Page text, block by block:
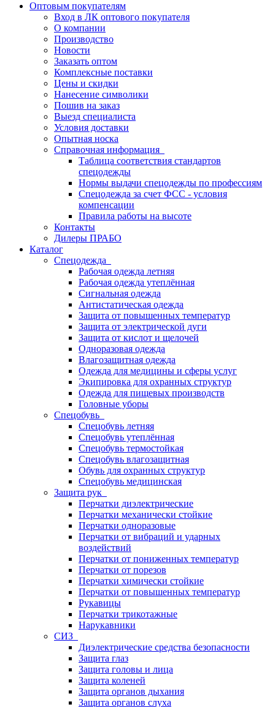
Оптовым покупателям
Вход в ЛК оптового покупателя
О компании
Производство
Новости
Заказать оптом
Комплексные поставки
Цены и скидки
Нанесение символики
Пошив на заказ
Выезд специалиста
Условия доставки
Опытная носка
Справочная информация
Таблица соответствия стандартов
спецодежды
Нормы выдачи спецодежды по профессиям
Спецодежда за счет ФСС - условия
компенсации
Правила работы на высоте
Контакты
Дилеры ПРАБО
Каталог
Спецодежда
Рабочая одежда летняя
Рабочая одежда утеплённая
Сигнальная одежда
Антистатическая одежда
Защита от повышенных температур
Защита от электрической дуги
Защита от кислот и щелочей
Одноразовая одежда
Влагозащитная одежда
Одежда для медицины и сферы услуг
Экипировка для охранных структур
Одежда для пищевых производств
Головные уборы
Спецобувь
Спецобувь летняя
Спецобувь утеплённая
Спецобувь термостойкая
Спецобувь влагозащитная
Обувь для охранных структур
Спецобувь медицинская
Защита рук
Перчатки диэлектрические
Перчатки механически стойкие
Перчатки одноразовые
Перчатки от вибраций и ударных
воздействий
Перчатки от пониженных температур
Перчатки от порезов
Перчатки химически стойкие
Перчатки от повышенных температур
Рукавицы
Перчатки трикотажные
Нарукавники
СИЗ
Диэлектрические средства безопасности
Защита глаз
Защита головы и лица
Защита коленей
Защита органов дыхания
Защита органов слуха